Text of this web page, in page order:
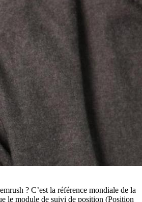
? C’est la référence mondiale de la
le module de suivi de position (Position